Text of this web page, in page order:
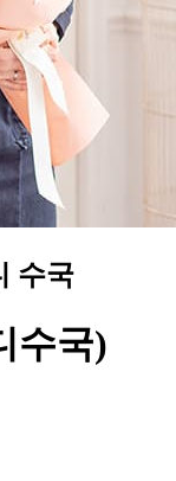
수국
수국)